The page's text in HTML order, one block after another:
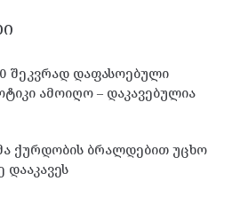
შეკვრად დაფასოებული
ამოიღო – დაკავებულია
ქურდობის ბრალდებით უცხო
დააკავეს